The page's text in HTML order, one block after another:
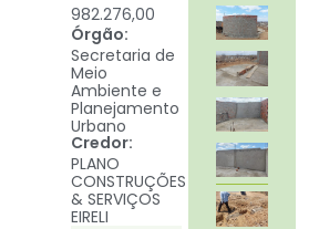
982.276,00
Órgão:
Secretaria de
Meio
Ambiente e
Planejamento
Urbano
Credor:
PLANO
CONSTRUÇÕES
& SERVIÇOS
EIRELI